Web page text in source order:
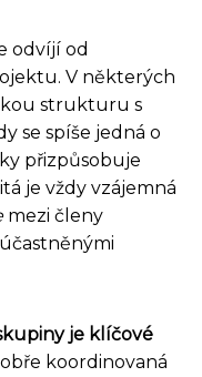
odvíjí od
V některých
strukturu s
se spíše jedná o
přizpůsobuje
je vždy vzájemná
mezi členy
je klíčové
koordinovaná